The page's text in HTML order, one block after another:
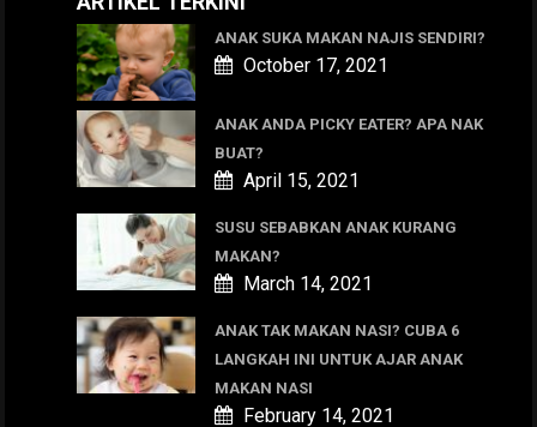
ANAK SUKA MAKAN NAJIS SENDIRI?
October 17, 2021
ANAK ANDA PICKY EATER? APA NAK
BUAT?
April 15, 2021
SUSU SEBABKAN ANAK KURANG
MAKAN?
March 14, 2021
ANAK TAK MAKAN NASI? CUBA 6
LANGKAH INI UNTUK AJAR ANAK
MAKAN NASI
February 14, 2021